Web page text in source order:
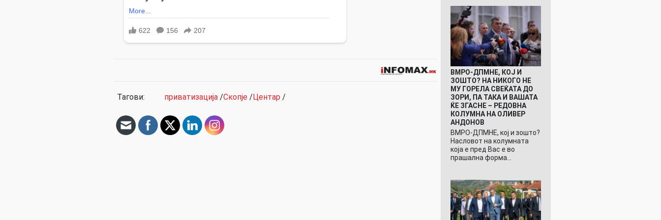
Тагови: приватизација /Скопје /Центар /
ВМРО-ДПМНЕ, КОЈ И
ЗОШТО? НА НИКОГО НЕ
МУ ГОРЕЛА СВЕЌАТА ДО
ЗОРИ, ПА ТАКА И ВАШАТА
ЌЕ ЗГАСНЕ – РЕДОВНА
КОЛУМНА НА ОЛИВЕР
АНДОНОВ
ВМРО-ДПМНЕ, кој и зошто?
Насловот на колумната
која е пред Вас е во
прашална форма…